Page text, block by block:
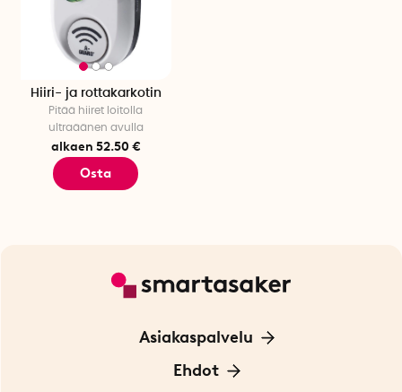
Hiiri- ja rottakarkotin
Pitää hiiret loitolla
ultraäänen avulla
alkaen 52.50 €
Osta
Asiakaspalvelu
Ota yhteyttä
Ehdot